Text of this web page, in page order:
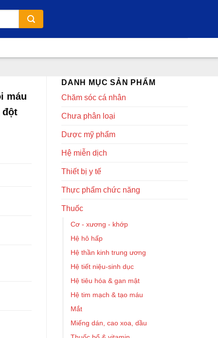
DANH MỤC SẢN PHẨM
Chăm sóc cá nhân
Chưa phân loại
Dược mỹ phẩm
Hệ miễn dịch
Thiết bị y tế
Thực phẩm chức năng
Thuốc
Cơ - xương - khớp
Hệ hô hấp
Hệ thần kinh trung ương
Hệ tiết niệu-sinh dục
Hệ tiêu hóa & gan mật
Hệ tim mạch & tạo máu
Mắt
Miếng dán, cao xoa, dầu
máu
đột